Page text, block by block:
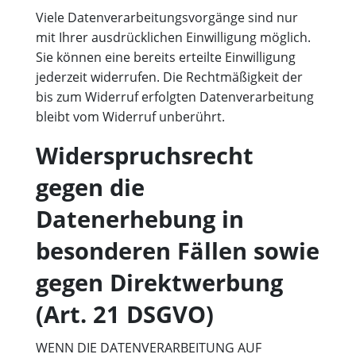
Viele Datenverarbeitungsvorgänge sind nur
mit Ihrer ausdrücklichen Einwilligung möglich.
Sie können eine bereits erteilte Einwilligung
jederzeit widerrufen. Die Rechtmäßigkeit der
bis zum Widerruf erfolgten Datenverarbeitung
bleibt vom Widerruf unberührt.
Widerspruchsrecht
gegen die
Datenerhebung in
besonderen Fällen sowie
gegen Direktwerbung
(Art. 21 DSGVO)
WENN DIE DATENVERARBEITUNG AUF